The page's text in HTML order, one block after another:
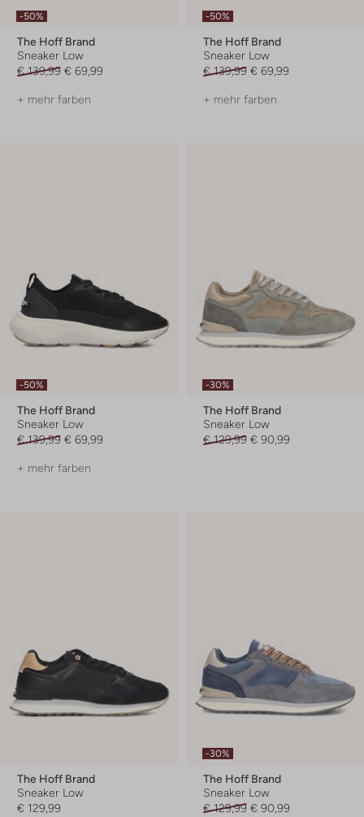
-50%
The Hoff Brand
Sneaker Low
€ 139,99 € 69,99
+ mehr farben
-50%
The Hoff Brand
Sneaker Low
€ 139,99 € 69,99
+ mehr farben
-50%
The Hoff Brand
Sneaker Low
€ 139,99 € 69,99
+ mehr farben
-30%
The Hoff Brand
Sneaker Low
€ 129,99 € 90,99
The Hoff Brand
Sneaker Low
€ 129,99
-30%
The Hoff Brand
Sneaker Low
€ 129,99 € 90,99